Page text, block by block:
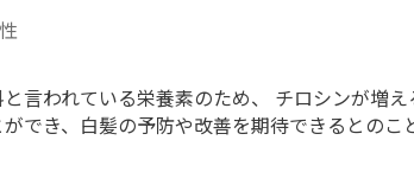
言われている栄養素のため、 チロシンが増
でき、白髪の予防や改善を期待できるとの